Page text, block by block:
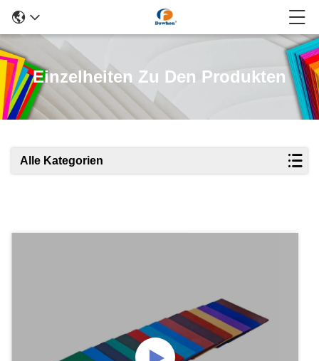
Einzelheiten Zu Den Produkten
Alle Kategorien